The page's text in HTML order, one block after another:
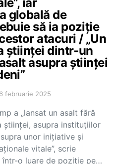
globală de
să ia poziție
atacuri / „Un
științei dintr-un
asupra științei
februarie 2025
a „lansat un asalt fără
științei, asupra instituțiilor
unor inițiative și
vitale”, scrie
într-o luare de poziție pe…